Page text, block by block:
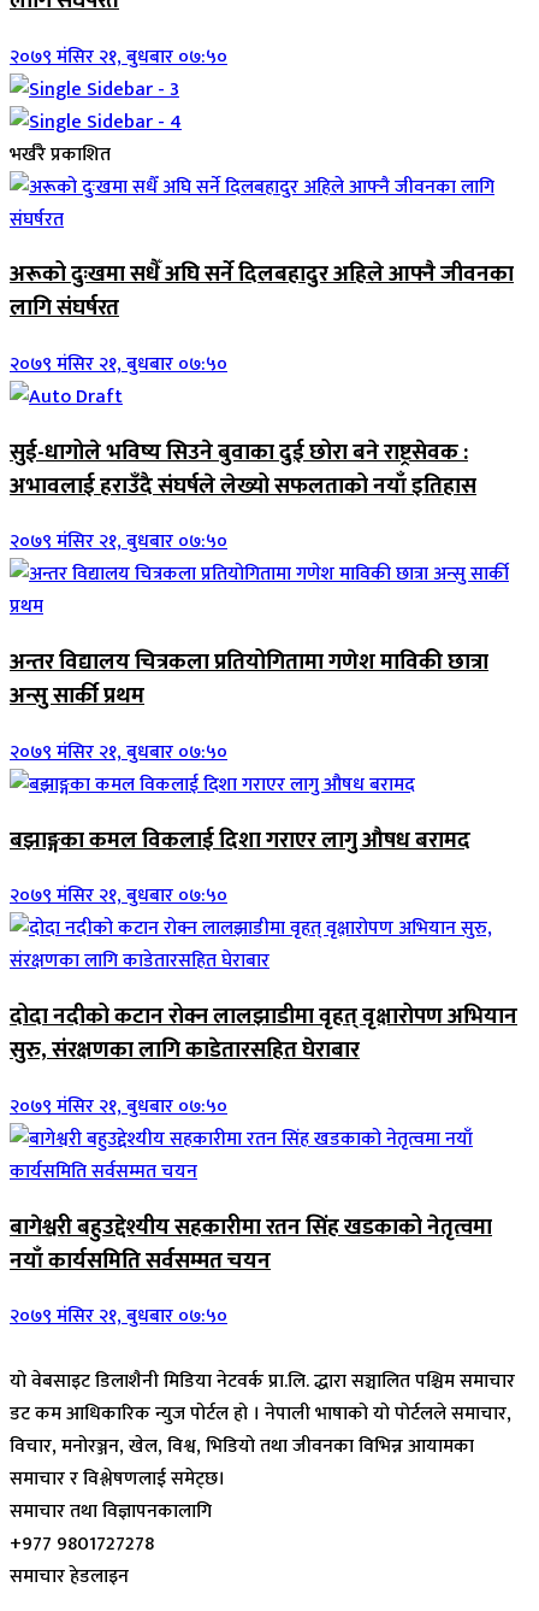
२०७९ मंसिर २१, बुधबार ०७:५०
भर्खरै प्रकाशित
अरूको दुःखमा सधैँ अघि सर्ने दिलबहादुर अहिले आफ्नै जीवनका
लागि संघर्षरत
२०७९ मंसिर २१, बुधबार ०७:५०
सुई-धागोले भविष्य सिउने बुवाका दुई छोरा बने राष्ट्रसेवक :
अभावलाई हराउँदै संघर्षले लेख्यो सफलताको नयाँ इतिहास
२०७९ मंसिर २१, बुधबार ०७:५०
अन्तर विद्यालय चित्रकला प्रतियोगितामा गणेश माविकी छात्रा
अन्सु सार्की प्रथम
२०७९ मंसिर २१, बुधबार ०७:५०
बझाङ्गका कमल विकलाई दिशा गराएर लागु औषध बरामद
२०७९ मंसिर २१, बुधबार ०७:५०
दोदा नदीको कटान रोक्न लालझाडीमा वृहत् वृक्षारोपण अभियान
सुरु, संरक्षणका लागि काडेतारसहित घेराबार
२०७९ मंसिर २१, बुधबार ०७:५०
बागेश्वरी बहुउद्देश्यीय सहकारीमा रतन सिंह खडकाको नेतृत्वमा
नयाँ कार्यसमिति सर्वसम्मत चयन
२०७९ मंसिर २१, बुधबार ०७:५०
यो वेबसाइट डिलाशैनी मिडिया नेटवर्क प्रा.लि. द्धारा सञ्चालित पश्चिम समाचार
डट कम आधिकारिक न्युज पोर्टल हो । नेपाली भाषाको यो पोर्टलले समाचार,
विचार, मनोरञ्जन, खेल, विश्व, भिडियो तथा जीवनका विभिन्न आयामका
समाचार र विश्लेषणलाई समेट्छ।
समाचार तथा विज्ञापनकालागि
+977 9801727278
समाचार हेडलाइन